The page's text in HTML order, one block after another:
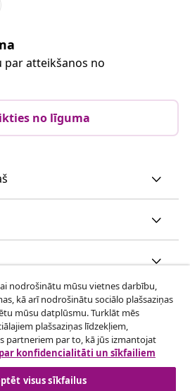
atteikšanos no
no līguma
nodrošinātu mūsu vietnes darbību,
kā arī nodrošinātu sociālo plašsaziņas
mūsu datplūsmu. Turklāt mēs
plašsaziņas līdzekļiem,
partneriem par to, kā jūs izmantojat
konfidencialitāti un sīkfailiem
visus sīkfailus